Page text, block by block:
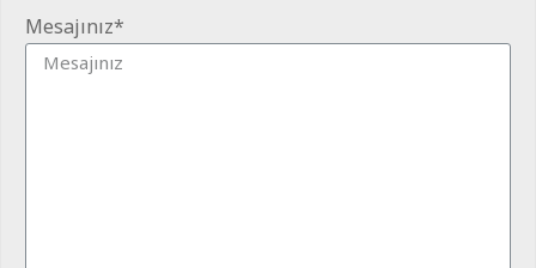
Mesajınız*